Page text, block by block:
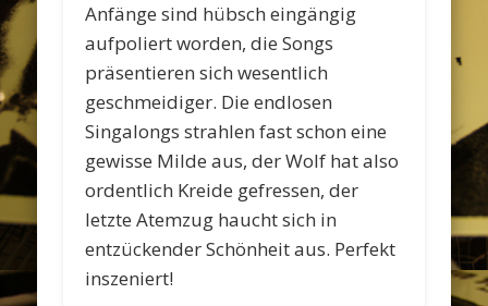
Anfänge sind hübsch eingängig
aufpoliert worden, die Songs
präsentieren sich wesentlich
geschmeidiger. Die endlosen
Singalongs strahlen fast schon eine
gewisse Milde aus, der Wolf hat also
ordentlich Kreide gefressen, der
letzte Atemzug haucht sich in
entzückender Schönheit aus. Perfekt
inszeniert!